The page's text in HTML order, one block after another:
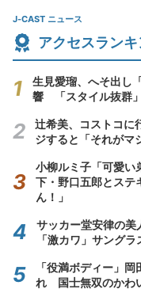
J-CAST ニュース
アクセスラン
生見愛瑠、へそ出し
響 「スタイル抜群」
辻希美、コストコ
ジすると「それがマ
小柳ルミ子「可愛い
下・野口五郎とス
ん！」
サッカー堂安律の美
「激カワ」サング
「役満ボディー」
れ 国士無双のかわ